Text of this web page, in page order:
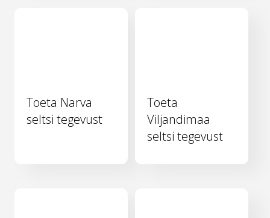
Toeta Narva
seltsi tegevust
Toeta
Viljandimaa
seltsi tegevust